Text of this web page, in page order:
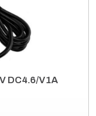
DC4.6/V1A